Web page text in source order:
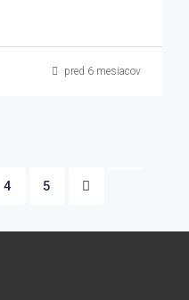
pred 6 mesiacov
4 5